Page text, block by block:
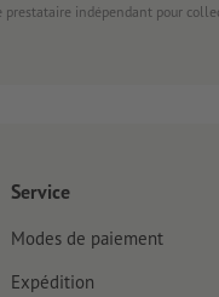
indépendant pour
Service
Modes de paiement
Expédition